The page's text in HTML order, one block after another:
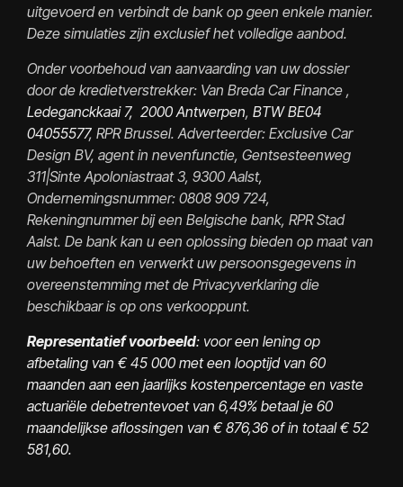
uitgevoerd en verbindt de bank op geen enkele manier.
Deze simulaties zijn exclusief het volledige aanbod.
Onder voorbehoud van aanvaarding van uw dossier
door de kredietverstrekker: Van Breda Car Finance ,
Ledeganckkaai 7, 2000 Antwerpen, BTW BE04
04055577, RPR Brussel. Adverteerder: Exclusive Car
Design BV, agent in nevenfunctie, Gentsesteenweg
311|Sinte Apoloniastraat 3, 9300 Aalst,
Ondernemingsnummer: 0808 909 724,
Rekeningnummer bij een Belgische bank, RPR Stad
Aalst. De bank kan u een oplossing bieden op maat van
uw behoeften en verwerkt uw persoonsgegevens in
overeenstemming met de Privacyverklaring die
beschikbaar is op ons verkooppunt.
Representatief voorbeeld: voor een lening op
afbetaling van € 45 000 met een looptijd van 60
maanden aan een jaarlijks kostenpercentage en vaste
actuariële debetrentevoet van 6,49% betaal je 60
maandelijkse aflossingen van € 876,36 of in totaal € 52
581,60.